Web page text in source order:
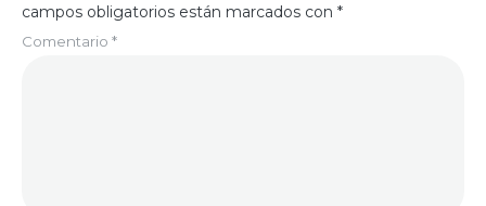
campos obligatorios están marcados con *
Comentario *